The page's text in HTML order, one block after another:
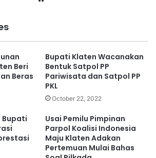
Beri
Beras
Bupati Klaten Wacanakan
Bentuk Satpol PP
Pariwisata dan Satpol PP
PKL
October 22, 2022
Bupati
Usai Pemilu Pimpinan
Parpol Koalisi Indonesia
Maju Klaten Adakan
Pertemuan Mulai Bahas